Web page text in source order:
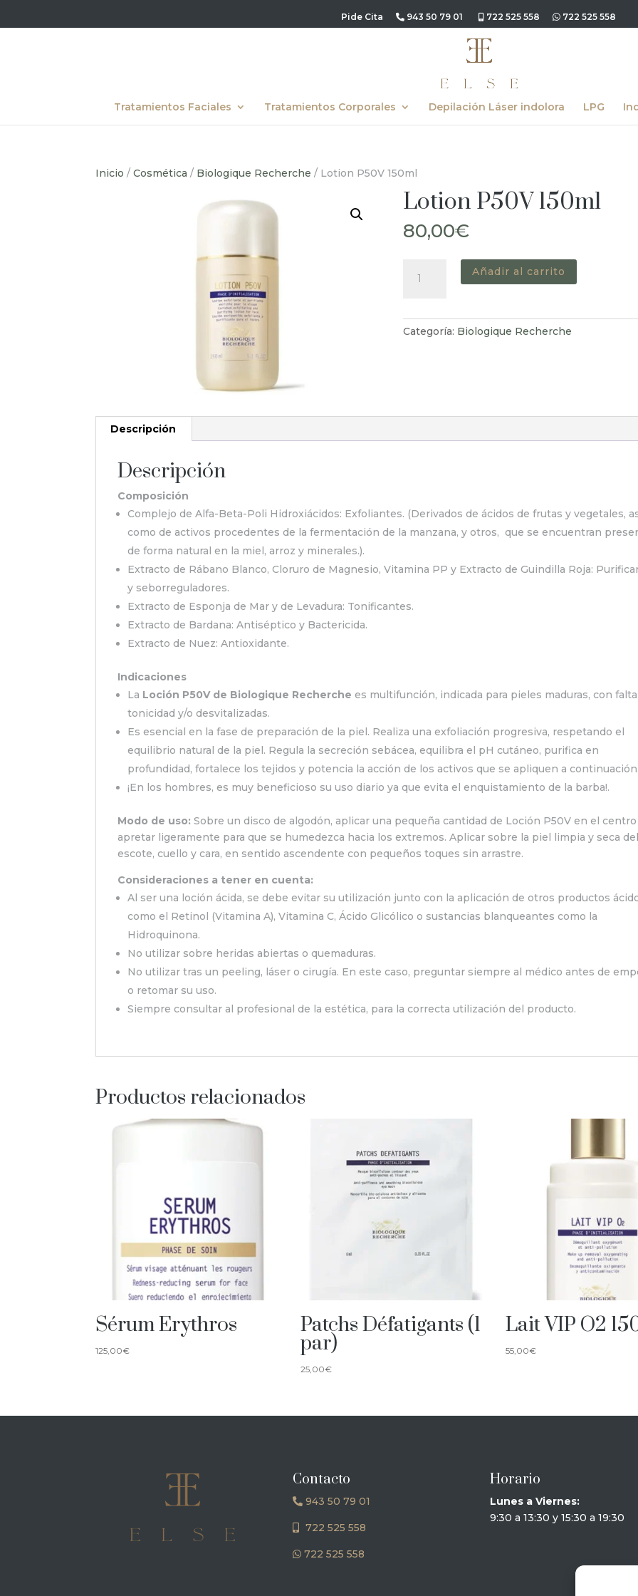
Pide Cita 943 50 79 01 722 525 558 722 525 558
Tratamientos Faciales Tratamientos Corporales Depilación Láser indolora LPG
Inicio /Cosmética / Biologique Recherche / Lotion P50V 150ml
Lotion P50V 150ml
80,00€
P50V
cantidad
Añadir al carrito
Categoría: Biologique Recherche
Descripción
Descripción
Composición
Complejo de Alfa-Beta-Poli Hidroxiácidos: Exfoliantes. (Derivados de ácidos de frutas y vegetales,
como de activos procedentes de la fermentación de la manzana, y otros, que se encuentran
de forma natural en la miel, arroz y minerales.).
Extracto de Rábano Blanco, Cloruro de Magnesio, Vitamina PP y Extracto de Guindilla Roja:
y seborreguladores.
Extracto de Esponja de Mar y de Levadura: Tonificantes.
Extracto de Bardana: Antiséptico y Bactericida.
Extracto de Nuez: Antioxidante.
Indicaciones
La Loción P50V de Biologique Recherche es multifunción, indicada para pieles maduras, con
tonicidad y/o desvitalizadas.
Es esencial en la fase de preparación de la piel. Realiza una exfoliación progresiva, respetando el
equilibrio natural de la piel. Regula la secreción sebácea, equilibra el pH cutáneo, purifica en
profundidad, fortalece los tejidos y potencia la acción de los activos que se apliquen a continuación.
¡En los hombres, es muy beneficioso su uso diario ya que evita el enquistamiento de la barba!.
Modo de uso:Sobre un disco de algodón, aplicar una pequeña cantidad de Loción P50V en el
apretar ligeramente para que se humedezca hacia los extremos. Aplicar sobre la piel limpia y seca del
escote, cuello y cara, en sentido ascendente con pequeños toques sin arrastre.
Consideraciones a tener en cuenta:
Al ser una loción ácida, se debe evitar su utilización junto con la aplicación de otros productos
como el Retinol (Vitamina A), Vitamina C, Ácido Glicólico o sustancias blanqueantes como la
Hidroquinona.
No utilizar sobre heridas abiertas o quemaduras.
No utilizar tras un peeling, láser o cirugía. En este caso, preguntar siempre al médico antes de
o retomar su uso.
Siempre consultar al profesional de la estética, para la correcta utilización del producto.
Productos relacionados
Sérum Erythros
125,00€
Patchs Défatigants (1
par)
25,00€
Lait VIP O2
55,00€
Contacto
943 50 79 01
722 525 558
722 525 558
Horario
Lunes a Viernes:
9:30 a 13:30 y 15:30 a 19:30